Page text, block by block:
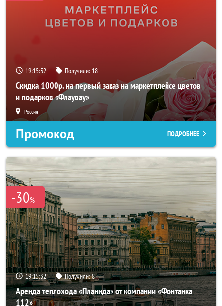
19:15:29 Получили: 18
Скидка 1000р. на первый заказ на маркетплейсе цветов
и подарков «Флаувау»
Россия
Промокод ПОДРОБНЕЕ
-30%
19:15:29 Получили:8
Аренда теплохода «Планида» от компании «Фонтанка
112»